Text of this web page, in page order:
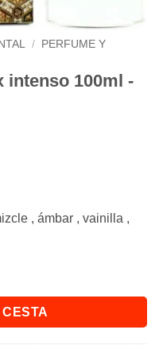
/
PERFUME Y
intenso 100ml -
, ámbar , vainilla ,
100ml - Lattafa